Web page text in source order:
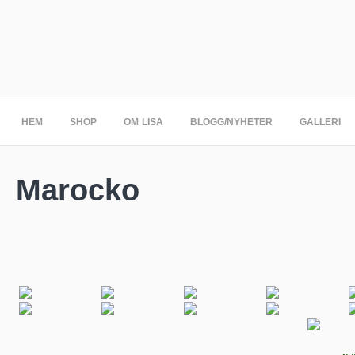
HEM SHOP OM LISA BLOGG/NYHETER GALLERI
Marocko